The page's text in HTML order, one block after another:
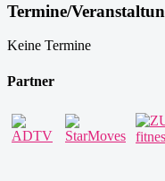
Termine/
Keine Termine
Partner